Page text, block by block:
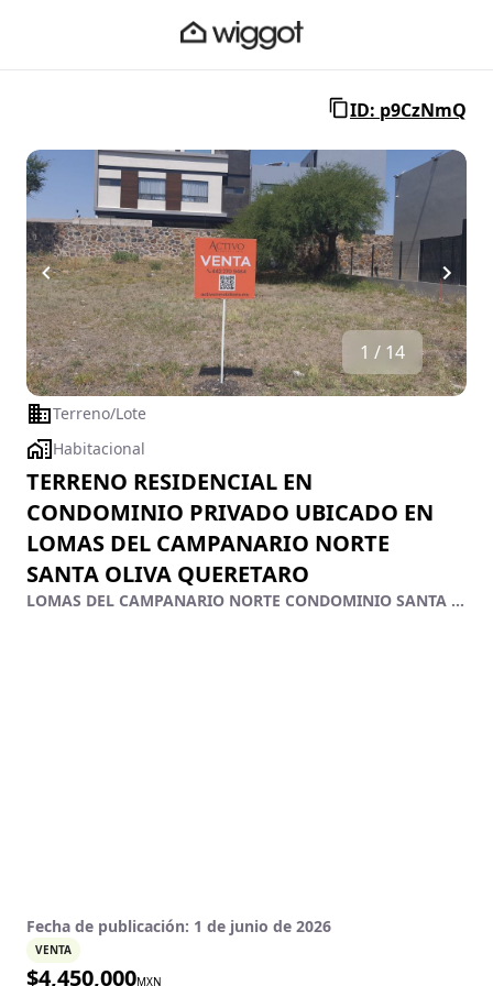
ID: p9CzNmQ
1 / 14
Terreno/Lote
Habitacional
TERRENO RESIDENCIAL EN
CONDOMINIO PRIVADO UBICADO EN
LOMAS DEL CAMPANARIO NORTE
SANTA OLIVA QUERETARO
LOMAS DEL CAMPANARIO NORTE CONDOMINIO SANTA OLIVA - Lomas Del Campanario Norte Cond. Santa Oliva - 27, Lomas Del Campanario Norte, Querétaro, Querétaro
Fecha de publicación: 1 de junio de 2026
VENTA
$4,450,000MXN